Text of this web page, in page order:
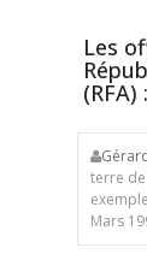
Les
terre de
Mars